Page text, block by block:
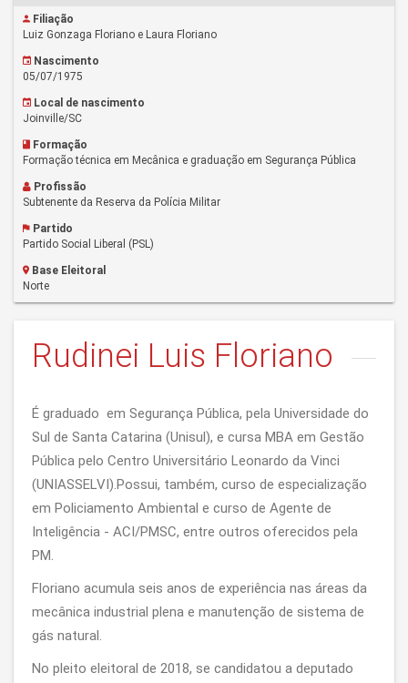
Filiação
Luiz Gonzaga Floriano e Laura Floriano
Nascimento
05/07/1975
Local de nascimento
Joinville/SC
Formação
Formação técnica em Mecânica e graduação em Segurança Pública
Profissão
Subtenente da Reserva da Polícia Militar
Partido
Partido Social Liberal (PSL)
Base Eleitoral
Norte
Rudinei Luis Floriano
É graduado em Segurança Pública, pela Universidade do
Sul de Santa Catarina (Unisul), e cursa MBA em Gestão
Pública pelo Centro Universitário Leonardo da Vinci
(UNIASSELVI).Possui, também, curso de especialização
em Policiamento Ambiental e curso de Agente de
Inteligência - ACI/PMSC, entre outros oferecidos pela
PM.
Floriano acumula seis anos de experiência nas áreas da
mecânica industrial plena e manutenção de sistema de
gás natural.
No pleito eleitoral de 2018, se candidatou a deputado